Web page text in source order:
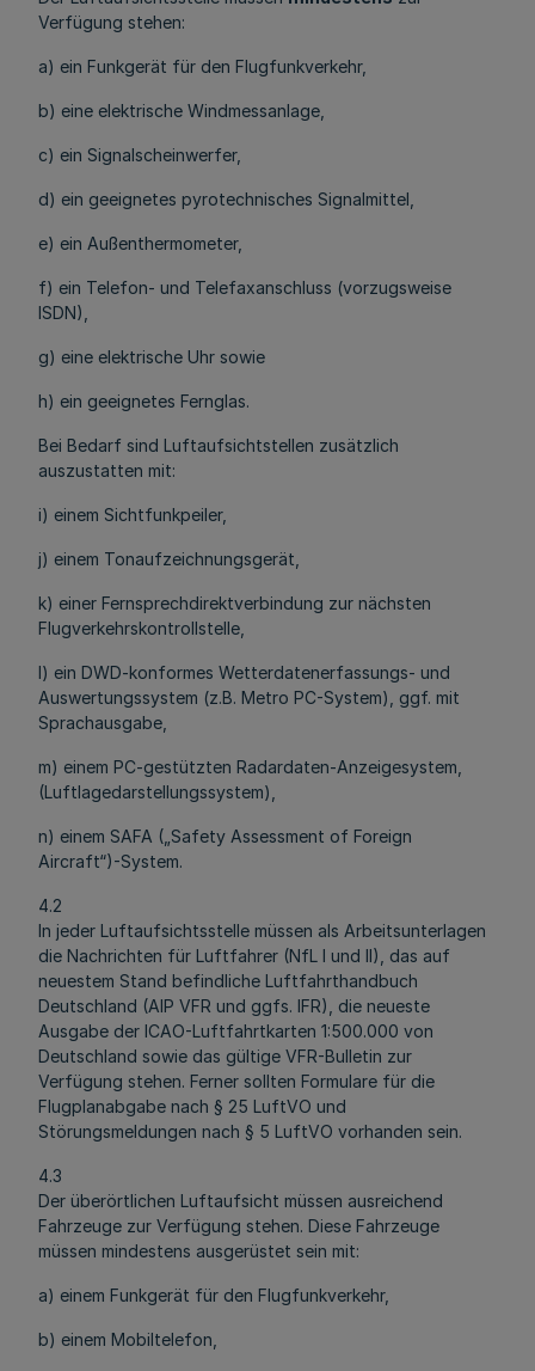
Verfügung stehen:
a) ein Funkgerät für den Flugfunkverkehr,
b) eine elektrische Windmessanlage,
c) ein Signalscheinwerfer,
d) ein geeignetes pyrotechnisches Signalmittel,
e) ein Außenthermometer,
f) ein Telefon- und Telefaxanschluss (vorzugsweise
ISDN),
g) eine elektrische Uhr sowie
h) ein geeignetes Fernglas.
Bei Bedarf sind Luftaufsichtstellen zusätzlich
auszustatten mit:
i) einem Sichtfunkpeiler,
j) einem Tonaufzeichnungsgerät,
k) einer Fernsprechdirektverbindung zur nächsten
Flugverkehrskontrollstelle,
l) ein DWD-konformes Wetterdatenerfassungs- und
Auswertungssystem (z.B. Metro PC-System), ggf. mit
Sprachausgabe,
m) einem PC-gestützten Radardaten-Anzeigesystem,
(Luftlagedarstellungssystem),
n) einem SAFA („Safety Assessment of Foreign
Aircraft“)-System.
4.2
In jeder Luftaufsichtsstelle müssen als Arbeitsunterlagen
die Nachrichten für Luftfahrer (NfL I und II), das auf
neuestem Stand befindliche Luftfahrthandbuch
Deutschland (AIP VFR und ggfs. IFR), die neueste
Ausgabe der ICAO-Luftfahrtkarten 1:500.000 von
Deutschland sowie das gültige VFR-Bulletin zur
Verfügung stehen. Ferner sollten Formulare für die
Flugplanabgabe nach § 25 LuftVO und
Störungsmeldungen nach § 5 LuftVO vorhanden sein.
4.3
Der überörtlichen Luftaufsicht müssen ausreichend
Fahrzeuge zur Verfügung stehen. Diese Fahrzeuge
müssen mindestens ausgerüstet sein mit:
a) einem Funkgerät für den Flugfunkverkehr,
b) einem Mobiltelefon,